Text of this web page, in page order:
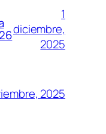
1
diciembre,
2025
2025